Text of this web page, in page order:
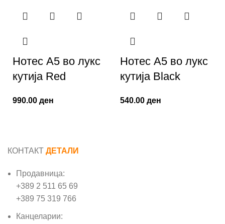
Нотес A5 во лукс
кутија Red
990.00 ден
Нотес A5 во лукс
кутија Black
540.00 ден
КОНТАКТ ДЕТАЛИ
Продавница:
+389 2 511 65 69
+389 75 319 766
Канцеларии: